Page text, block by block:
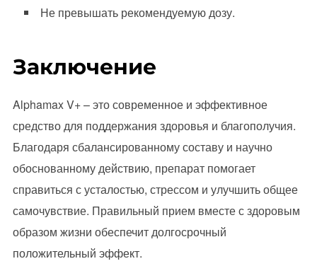
Не превышать рекомендуемую дозу.
Заключение
Alphamax V+ – это современное и эффективное
средство для поддержания здоровья и благополучия.
Благодаря сбалансированному составу и научно
обоснованному действию, препарат помогает
справиться с усталостью, стрессом и улучшить общее
самочувствие. Правильный прием вместе с здоровым
образом жизни обеспечит долгосрочный
положительный эффект.